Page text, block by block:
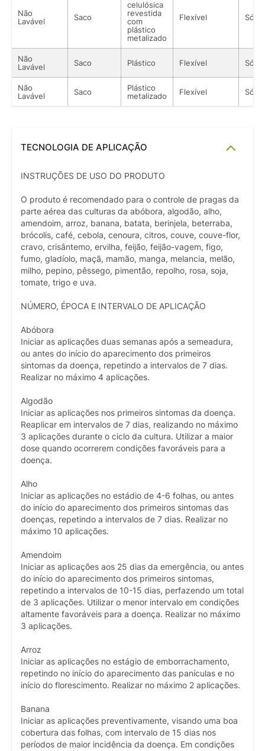
Não
Lavável
Saco
celulósica
revestida
com
plástico
metalizado
Flexível
Não
Lavável
Saco Plástico Flexível
Não
Lavável
Saco
Plástico
metalizado
Flexível
TECNOLOGIA DE APLICAÇÃO
INSTRUÇÕES DE USO DO PRODUTO
O produto é recomendado para o controle de pragas da
parte aérea das culturas da abóbora, algodão, alho,
amendoim, arroz, banana, batata, berinjela, beterraba,
brócolis, café, cebola, cenoura, citros, couve, couve-flor,
cravo, crisântemo, ervilha, feijão, feijão-vagem, figo,
fumo, gladíolo, maçã, mamão, manga, melancia, melão,
milho, pepino, pêssego, pimentão, repolho, rosa, soja,
tomate, trigo e uva.
NÚMERO, ÉPOCA E INTERVALO DE APLICAÇÃO
Abóbora
Iniciar as aplicações duas semanas após a semeadura,
ou antes do início do aparecimento dos primeiros
sintomas da doença, repetindo a intervalos de 7 dias.
Realizar no máximo 4 aplicações.
Algodão
Iniciar as aplicações nos primeiros sintomas da doença.
Reaplicar em intervalos de 7 dias, realizando no máximo
3 aplicações durante o ciclo da cultura. Utilizar a maior
dose quando ocorrerem condições favoráveis para a
doença.
Alho
Iniciar as aplicações no estádio de 4-6 folhas, ou antes
do início do aparecimento dos primeiros sintomas das
doenças, repetindo a intervalos de 7 dias. Realizar no
máximo 10 aplicações.
Amendoim
Iniciar as aplicações aos 25 dias da emergência, ou antes
do início do aparecimento dos primeiros sintomas,
repetindo a intervalos de 10-15 dias, perfazendo um total
de 3 aplicações. Utilizar o menor intervalo em condições
altamente favoráveis para a doença. Realizar no máximo
3 aplicações.
Arroz
Iniciar as aplicações no estágio de emborrachamento,
repetindo no início do aparecimento das panículas e no
início do florescimento. Realizar no máximo 2 aplicações.
Banana
Iniciar as aplicações preventivamente, visando uma boa
cobertura das folhas, com intervalo de 15 dias nos
períodos de maior incidência da doença. Em condições